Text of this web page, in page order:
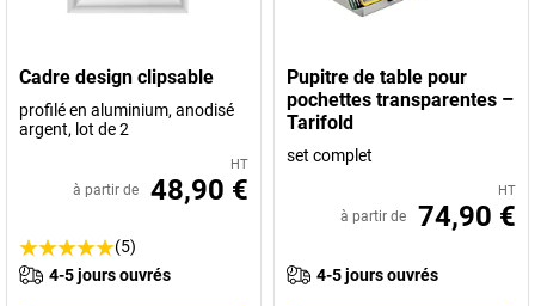
Cadre design clipsable
profilé en aluminium, anodisé
argent, lot de 2
HT
à partir de 48,90 €
(5)
4-5 jours ouvrés
Pupitre de table pour
pochettes transparentes –
Tarifold
set complet
HT
à partir de 74,90 €
4-5 jours ouvrés